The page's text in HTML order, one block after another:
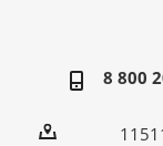
8 800